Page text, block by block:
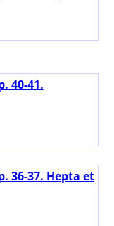
40-41.
36-37. Hepta et